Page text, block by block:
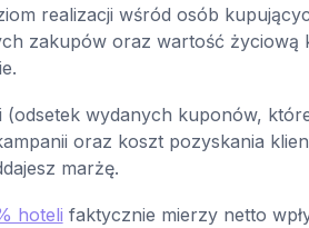
realizacji wśród osób
zakupów oraz wartość życiową
(odsetek wydanych kuponów,
oraz koszt pozyskania
marżę.
hoteli faktycznie mierzy netto